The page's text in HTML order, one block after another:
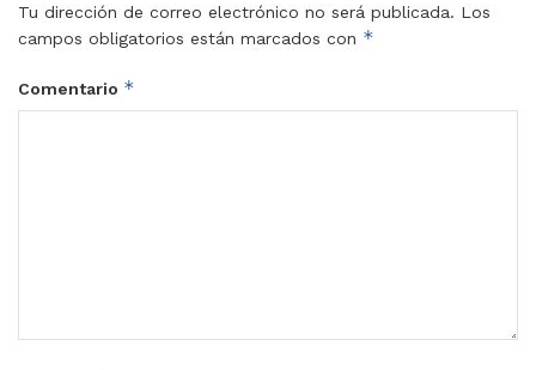
Tu dirección de correo electrónico no será publicada. Los
campos obligatorios están marcados con *
Comentario *